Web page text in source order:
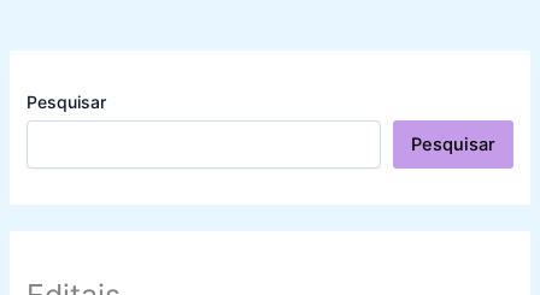
Pesquisar
Pesquisar